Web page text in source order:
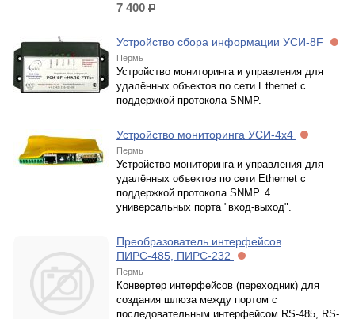
7 400 р.
Устройство сбора информации УСИ-8F
Пермь
Устройство мониторинга и управления для
удалённых объектов по сети Ethernet с
поддержкой протокола SNMP.
Устройство мониторинга УСИ-4x4
Пермь
Устройство мониторинга и управления для
удалённых объектов по сети Ethernet с
поддержкой протокола SNMP. 4
универсальных порта "вход-выход".
Преобразователь интерфейсов
ПИРС-485, ПИРС-232
Пермь
Конвертер интерфейсов (переходник) для
создания шлюза между портом с
последовательным интерфейсом RS-485, RS-